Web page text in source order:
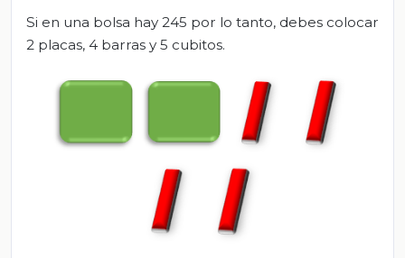
Si en una bolsa hay 245 por lo tanto, debes colocar
2 placas, 4 barras y 5 cubitos.